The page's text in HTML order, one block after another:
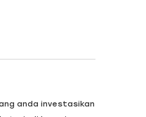
anda investasikan